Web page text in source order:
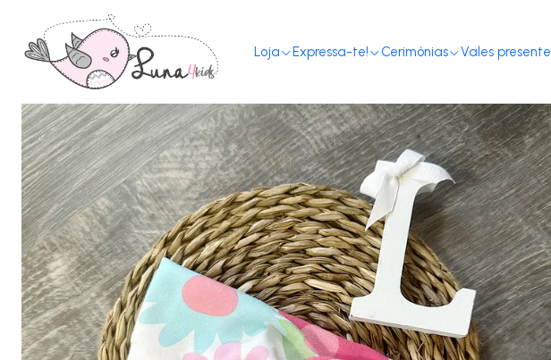
Loja Expressa-te! Cerimónias Vales presente